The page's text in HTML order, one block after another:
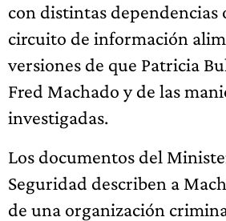
con distintas dependencias
circuito de información
versiones de que Patricia
Fred Machado y de las
investigadas.
Los documentos del
Seguridad describen a
de una organización